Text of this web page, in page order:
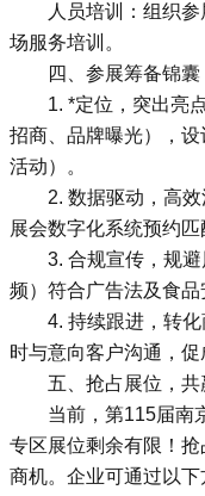
人员培训：组织
场服务培训。
四、参展筹备锦
1. *定位，突出亮
招商、品牌曝光），
活动）。
2. 数据驱动，高
展会数字化系统预约匹
3. 合规宣传，规
频）符合广告法及食品
4. 持续跟进，转
时与意向客户沟通，促
五、抢占展位，共
当前，第115届南
专区展位剩余有限！
商机。企业可通过以下